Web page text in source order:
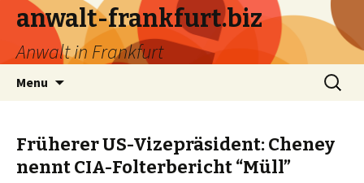
anwalt-frankfurt.biz
Anwalt in Frankfurt
Menu
Search
for:
Früherer US-Vizepräsident: Cheney
nennt CIA-Folterbericht “Müll”